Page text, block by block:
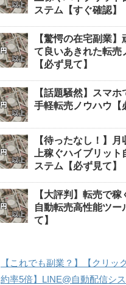
ステム【すぐ確認】
【驚愕の在宅副業】
て良いあきれた転売
【必ず見て】
【話題騒然】スマ
手軽転売ノウハウ【
【待ったなし！】月
上稼ぐハイブリッ
ステム【必ず見て】
【大評判】転売で
自動転売高性能ツー
て】
【これでも副業？】【クリッ
約率5倍】LINE@自動配信シ